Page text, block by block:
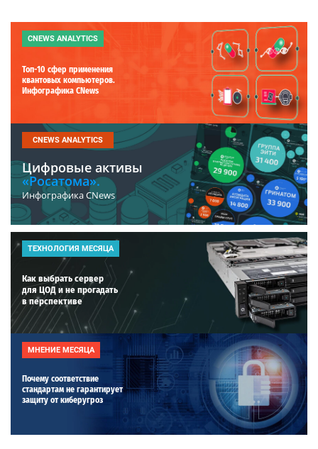
CNEWS ANALYTICS
Топ-10 сфер применения
квантовых компьютеров.
Инфографика CNews
CNEWS ANALYTICS
Цифровые активы
«Росатома».
Инфографика CNews
ТЕХНОЛОГИЯ МЕСЯЦА
Как выбрать сервер
для ЦОД и не прогадать
в перспективе
МНЕНИЕ МЕСЯЦА
Почему соответствие
стандартам не гарантирует
защиту от киберугроз